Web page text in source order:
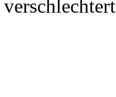
verschlechtert